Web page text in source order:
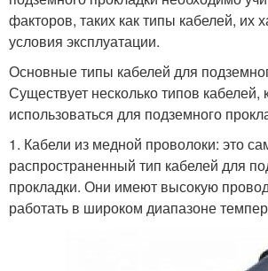
факторов, таких как типы кабелей, их
условия эксплуатации.
Основные типы кабелей для
Существует несколько типов кабелей,
использоваться для подземного
1. Кабели из медной проволоки: это
распространенный тип кабелей для
прокладки. Они имеют высокую
работать в широком диапазоне